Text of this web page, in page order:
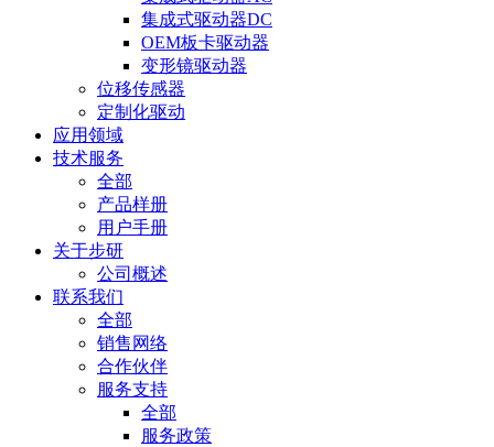
集成式驱动器DC
OEM板卡驱动器
变形镜驱动器
位移传感器
定制化驱动
应用领域
技术服务
全部
产品样册
用户手册
关于步研
公司概述
联系我们
全部
销售网络
合作伙伴
服务支持
全部
服务政策